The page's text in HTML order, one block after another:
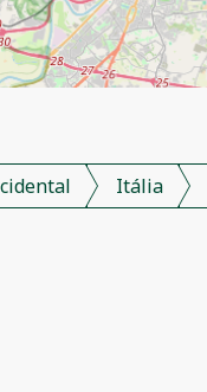
Itália